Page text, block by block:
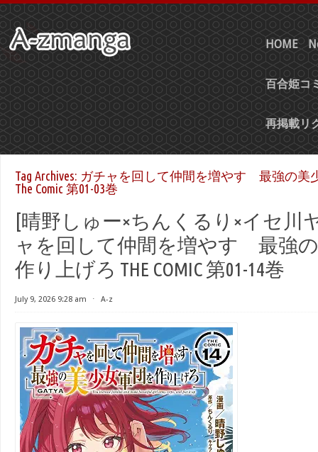
HOME
百合姫コ
再掲載リ
Tag Archives: ガチャを回して仲間を増やす 最強の美
The Comic 第01-03巻
[晴野しゅー×ちんくるり×イセ川
ャを回して仲間を増やす 最強
作り上げろ THE COMIC 第01-14巻
July 9, 2026 9:28 am ⋅ A-z